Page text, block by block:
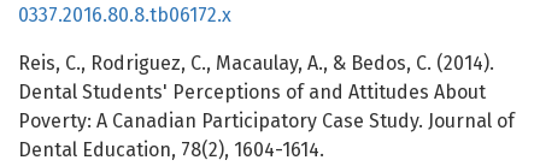
0337.2016.80.8.tb06172.x
Reis, C., Rodriguez, C., Macaulay, A., & Bedos, C. (2014).
Dental Students' Perceptions of and Attitudes About
Poverty: A Canadian Participatory Case Study. Journal of
Dental Education, 78(2), 1604-1614.